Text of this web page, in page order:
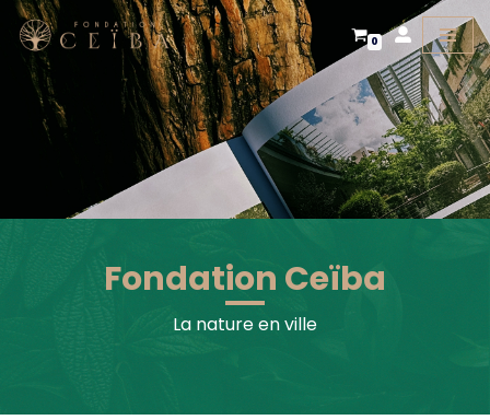
Aller
au
contenu
0
Fondation Ceïba
La nature en ville